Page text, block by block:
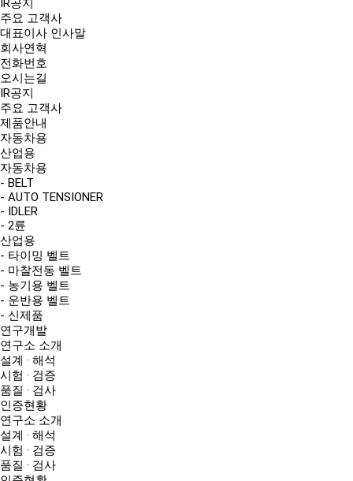
IR공지
주요 고객사
대표이사 인사말
회사연혁
전화번호
오시는길
IR공지
주요 고객사
제품안내
자동차용
산업용
자동차용
- BELT
- AUTO TENSIONER
- IDLER
- 2륜
산업용
- 타이밍 벨트
- 마찰전동 벨트
- 농기용 벨트
- 운반용 벨트
- 신제품
연구개발
연구소 소개
설계 · 해석
시험 · 검증
품질 · 검사
인증현황
연구소 소개
설계 · 해석
시험 · 검증
품질 · 검사